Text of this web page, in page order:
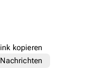
kopieren
Nachrichten